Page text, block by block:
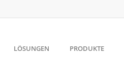
LÖSUNGEN PRODUKTE